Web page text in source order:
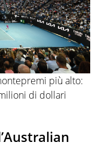
più alto:
di dollari